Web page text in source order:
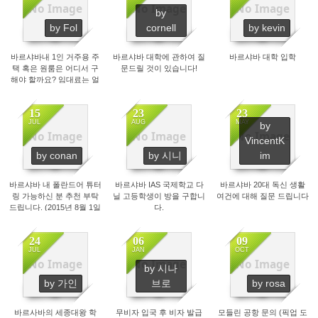
No Image
by Fol
3987
바르샤바내 1인 거주용 주
택 혹은 원룸은 어디서 구
해야 할까요? 임대료는 얼
No Image
by
cornell
5197
바르샤바 대학에 관하여 질
문드릴 것이 있습니다!
No Image
by kevin
2686
바르샤바 대학 입학
No Image
15
JUL
by conan
2680
바르샤바 내 폴란드어 튜터
링 가능하신 분 추천 부탁
드립니다. (2015년 8월 1일
No Image
23
AUG
by 시니
4064
바르샤바 IAS 국제학교 다
닐 고등학생이 방을 구합니
다.
No Image
23
MAY
by
VincentK
im
2233
바르샤바 20대 독신 생활
여건에 대해 질문 드립니다
No Image
24
JUL
by 가인
2397
바르사바의 세종대왕 학
No Image
06
JAN
by 시나
브로
3258
무비자 입국 후 비자 발급
No Image
09
OCT
by rosa
3262
모들린 공항 문의 (픽업 도